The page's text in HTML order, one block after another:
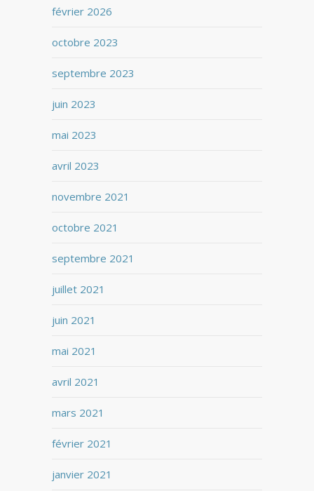
février 2026
octobre 2023
septembre 2023
juin 2023
mai 2023
avril 2023
novembre 2021
octobre 2021
septembre 2021
juillet 2021
juin 2021
mai 2021
avril 2021
mars 2021
février 2021
janvier 2021